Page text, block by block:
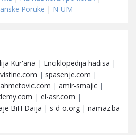
Poruke | N-UM
Kur'ana | Enciklopedija hadisa |
| spasenje.com |
| amir-smajic |
| el-asr.com |
BiH Daija | s-d-o.org | namaz.ba